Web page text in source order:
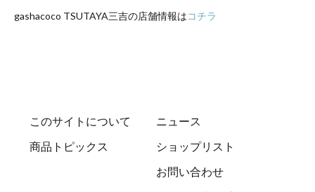
gashacoco TSUTAYA三吉の店舗情報はコチラ
このサイトについて
ニュース
商品トピックス
ショップリスト
お問い合わせ